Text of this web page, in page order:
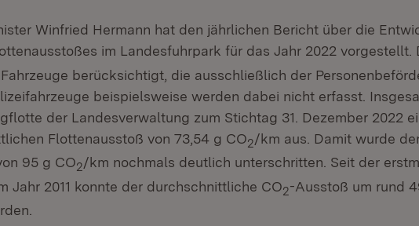
Winfried Hermann hat den jährlichen Bericht über die
im Landesfuhrpark für das Jahr 2022 vorgestellt.
berücksichtigt, die ausschließlich der
beispielsweise werden dabei nicht erfasst.
der Landesverwaltung zum Stichtag 31. Dezember 2022
Flottenausstoß von 73,54 g CO2/km aus. Damit wurde
95 g CO2/km nochmals deutlich unterschritten. Seit der
Jahr 2011 konnte der durchschnittliche CO2-Ausstoß um rund